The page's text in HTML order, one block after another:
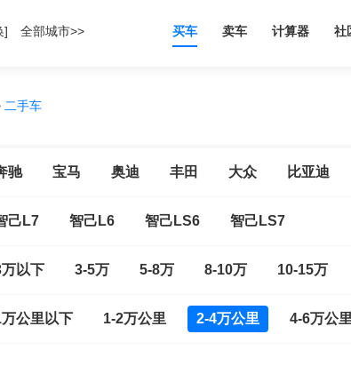
] 全部城市>> 买车 卖车 计算器 社
二手车
驰 宝马 奥迪 丰田 大众 比亚迪
己L7 智己L6 智己LS6 智己LS7
以下 3-5万 5-8万 8-10万 10-15万
万公里以下 1-2万公里 2-4万公里 4-6万公里